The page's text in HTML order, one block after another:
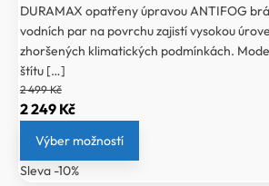
DURAMAX opatřeny úpravou ANTIFOG
vodních par na povrchu zajistí vysokou
zhoršených klimatických podmínkách.
štítu […]
2 499Kč
Původní
cena
byla:
2
2 249 KčAktuální
cena
2
Výber možností
Sleva -10%